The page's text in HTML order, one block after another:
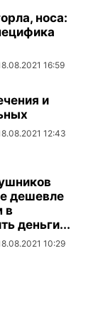
носа:
16:59
и
12:43
дешевле
в
деньги...
10:29